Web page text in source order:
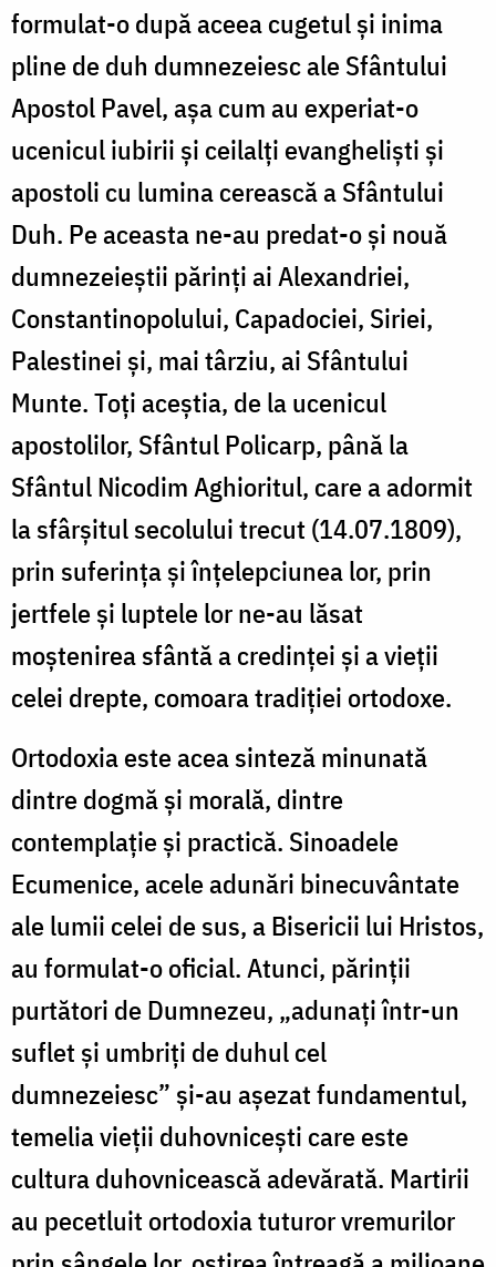
formulat-o după aceea cugetul și inima
pline de duh dumnezeiesc ale Sfântului
Apostol Pavel, așa cum au experiat-o
ucenicul iubirii și ceilalți evangheliști și
apostoli cu lumina cerească a Sfântului
Duh. Pe aceasta ne-au predat-o și nouă
dumnezeieștii părinți ai Alexandriei,
Constantinopolului, Capadociei, Siriei,
Palestinei și, mai târziu, ai Sfântului
Munte. Toți aceștia, de la ucenicul
apostolilor, Sfântul Policarp, până la
Sfântul Nicodim Aghioritul, care a adormit
la sfârșitul secolului trecut (14.07.1809),
prin suferința și înțelepciunea lor, prin
jertfele și luptele lor ne-au lăsat
moștenirea sfântă a credinței și a vieții
celei drepte, comoara tradiției ortodoxe.
Ortodoxia este acea sinteză minunată
dintre dogmă și morală, dintre
contemplație și practică. Sinoadele
Ecumenice, acele adunări binecuvântate
ale lumii celei de sus, a Bisericii lui Hristos,
au formulat-o oficial. Atunci, părinții
purtători de Dumnezeu, „adunați într-un
suflet și umbriți de duhul cel
dumnezeiesc” și-au așezat fundamentul,
temelia vieții duhovnicești care este
cultura duhovnicească adevărată. Martirii
au pecetluit ortodoxia tuturor vremurilor